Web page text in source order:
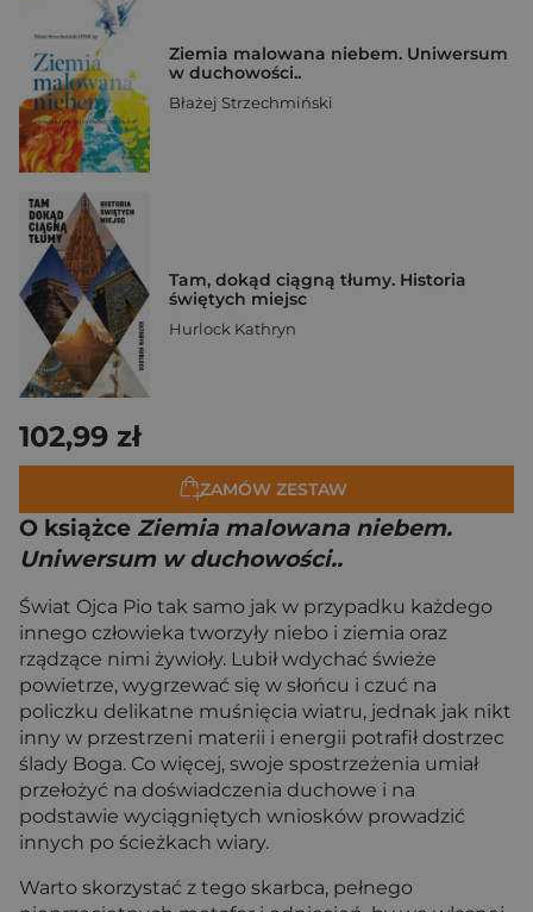
Ziemia malowana niebem. Uniwersum
w duchowości..
Błażej Strzechmiński
Tam, dokąd ciągną tłumy. Historia
świętych miejsc
Hurlock Kathryn
102,99 zł
ZAMÓW ZESTAW
O książce Ziemia malowana niebem.
Uniwersum w duchowości..
Świat Ojca Pio tak samo jak w przypadku każdego
innego człowieka tworzyły niebo i ziemia oraz
rządzące nimi żywioły. Lubił wdychać świeże
powietrze, wygrzewać się w słońcu i czuć na
policzku delikatne muśnięcia wiatru, jednak jak nikt
inny w przestrzeni materii i energii potrafił dostrzec
ślady Boga. Co więcej, swoje spostrzeżenia umiał
przełożyć na doświadczenia duchowe i na
podstawie wyciągniętych wniosków prowadzić
innych po ścieżkach wiary.
Warto skorzystać z tego skarbca, pełnego